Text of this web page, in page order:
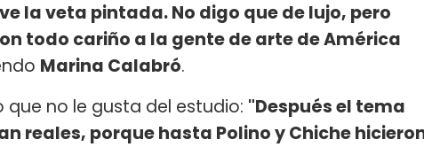
la veta pintada. No digo que de lujo, pero
todo cariño a la gente de arte de América
Marina Calabró.
no le gusta del estudio: "Después el tema
reales, porque hasta Polino y Chiche